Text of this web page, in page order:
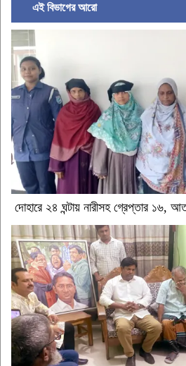
এই বিভাগের আরো
দোহারে ২৪ ঘন্টায় নারীসহ গ্রেপ্তার ১৬,